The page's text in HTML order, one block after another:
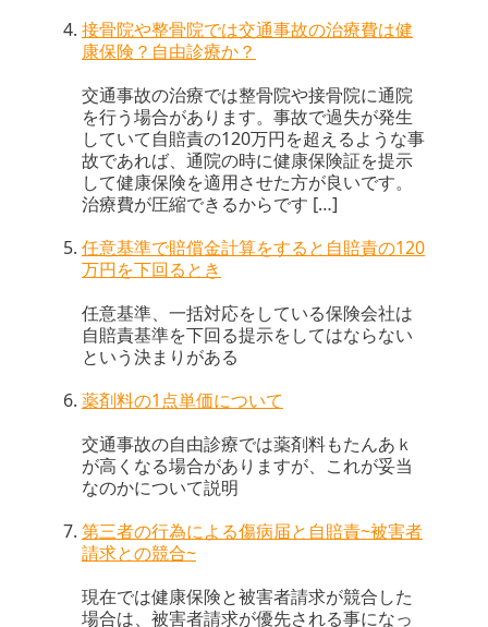
接骨院や整骨院では交通事故の治療費は健
康保険？自由診療か？
交通事故の治療では整骨院や接骨院に通院
を行う場合があります。事故で過失が発生
していて自賠責の120万円を超えるような事
故であれば、通院の時に健康保険証を提示
して健康保険を適用させた方が良いです。
治療費が圧縮できるからです […]
任意基準で賠償金計算をすると自賠責の120
万円を下回るとき
任意基準、一括対応をしている保険会社は
自賠責基準を下回る提示をしてはならない
という決まりがある
薬剤料の1点単価について
交通事故の自由診療では薬剤料もたんあｋ
が高くなる場合がありますが、これが妥当
なのかについて説明
第三者の行為による傷病届と自賠責~被害者
請求との競合~
現在では健康保険と被害者請求が競合した
場合は、被害者請求が優先される事になっ